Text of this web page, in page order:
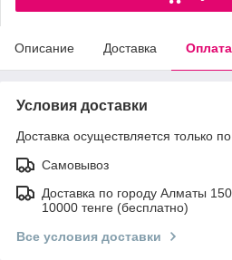
Описание Доставка Оплата
Условия доставки
Доставка осуществляется только
Самовывоз
Доставка по городу Алматы
10000 тенге (бесплатно)
Все условия доставки